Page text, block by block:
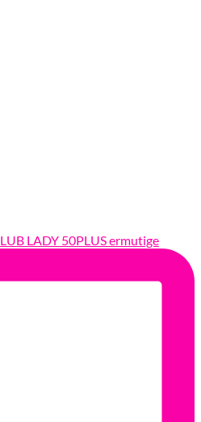
LADY 50PLUS ermutige